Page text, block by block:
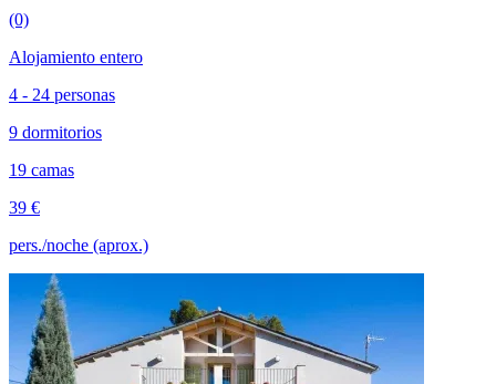
(0)
Alojamiento entero
4 - 24 personas
9 dormitorios
19 camas
39 €
pers./noche (aprox.)